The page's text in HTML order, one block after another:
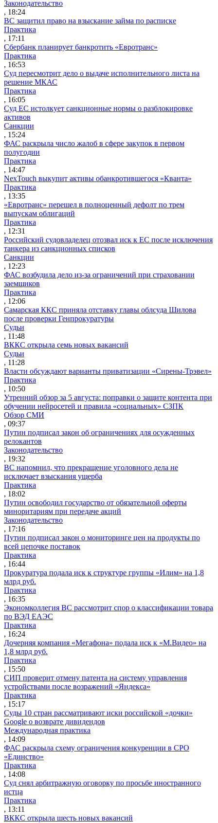
Законодательство
, 18:24
ВС защитил право на взыскание займа по расписке
Практика
, 17:11
Сбербанк планирует банкротить «Евротранс»
Практика
, 16:53
Суд пересмотрит дело о выдаче исполнительного листа на
решение МКАС
Практика
, 16:05
Суд ЕС истолкует санкционные нормы о разблокировке
активов
Санкции
, 15:24
ФАС раскрыла число жалоб в сфере закупок в первом
полугодии
Практика
, 14:47
NexTouch выкупит активы обанкротившегося «Кванта»
Практика
, 13:35
«Евротранс» перешел в полноценный дефолт по трем
выпускам облигаций
Практика
, 12:31
Российский судовладелец отозвал иск к ЕС после исключения
танкера из санкционных списков
Санкции
, 12:23
ФАС возбудила дело из-за ограничений при страховании
заемщиков
Практика
, 12:06
Самарская ККС приняла отставку главы облсуда Шилова
после проверки Генпрокуратуры
Судьи
, 11:48
ВККС открыла семь новых вакансий
Судьи
, 11:28
Власти обсуждают варианты приватизации «Сирены-Трэвел»
Практика
, 10:50
Утренний обзор за 5 августа: поправки о защите контента при
обучении нейросетей и правила «социальных» СЗПК
Обзор СМИ
, 09:37
Путин подписал закон об ограничениях для осужденных
релокантов
Законодательство
, 19:32
ВС напомнил, что прекращение уголовного дела не
исключает взыскания ущерба
Практика
, 18:02
Путин освободил государство от обязательной оферты
миноритариям при передаче акций
Законодательство
, 17:16
Путин подписал закон о мониторинге цен на продукты по
всей цепочке поставок
Практика
, 16:44
Прокуратура подала иск к структуре группы «Илим» на 1,8
млрд руб.
Практика
, 16:35
Экономколлегия ВС рассмотрит спор о классификации товара
по ВЭД ЕАЭС
Практика
, 16:24
Дочерняя компания «Мегафона» подала иск к «М.Видео» на
1,8 млрд руб.
Практика
, 15:50
СИП проверит отмену патента на систему управления
устройствами после возражений «Яндекса»
Практика
, 15:17
Суды 10 стран рассматривают иски российской «дочки»
Google о возврате дивидендов
Международная практика
, 14:09
ФАС раскрыла схему ограничения конкуренции в СРО
«Единство»
Практика
, 14:08
Суд снял арбитражную оговорку по просьбе иностранного
истца
Практика
, 13:11
ВККС открыла шесть новых вакансий